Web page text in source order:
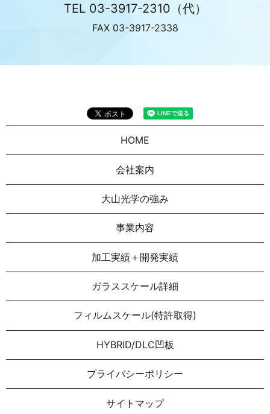
TEL 03-3917-2310 （代）
FAX 03-3917-2338
HOME
会社案内
大山光学の強み
事業内容
加工実績＋開発実績
ガラススケール詳細
フィルムスケール(特許取得)
HYBRID/DLC凹板
プライバシーポリシー
サイトマップ